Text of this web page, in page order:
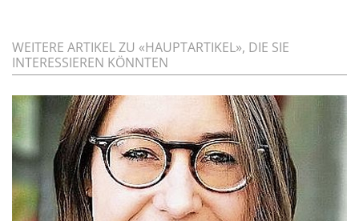
WEITERE ARTIKEL ZU «HAUPTARTIKEL», DIE SIE
INTERESSIEREN KÖNNTEN